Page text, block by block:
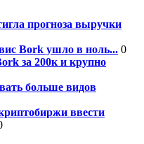
прогноза выручки
Bork ушло в ноль... 0
за 200к и крупно
больше видов
ввести